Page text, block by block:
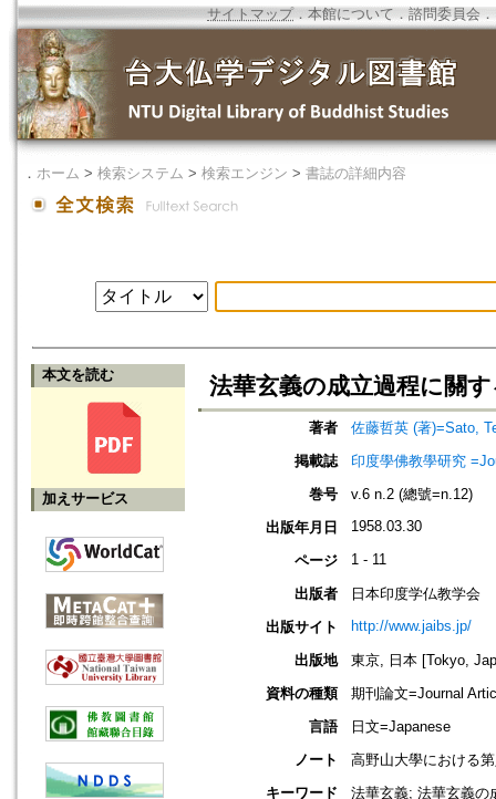
サイトマップ．本館について ． 諮問委員会 ．
． ホーム > 検索システム > 検索エンジン > 書誌の詳細内容
本文を読む
加えサービス
法華玄義の成立過程に關
著者
佐藤哲英 (著)=Sato,
掲載誌
印度學佛教學研究
巻号
v.6 n.2 (總號=n.12)
出版年月日
1958.03.30
ページ 1 - 11
出版者
日本印度学仏教学会
出版サイト
http://www.jaibs.jp/
出版地
東京, 日本 [Tokyo,
資料の種類
期刊論文=Journal
言語
日文=Japanese
ノート
高野山大學における
キーワード
法華玄義; 法華玄義の